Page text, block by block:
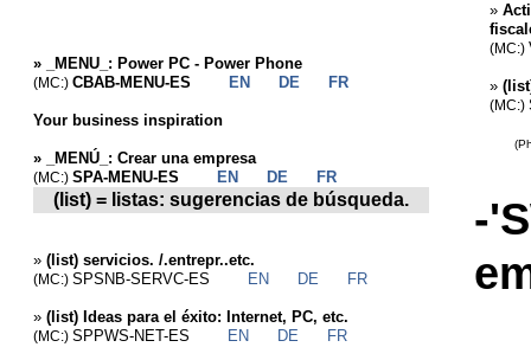
» _MENU_: Power PC - Power Phone
(MC:) CBAB-MENU-ES EN DE FR
Your business inspiration
» _MENÚ_: Crear una empresa
(MC:) SPA-MENU-ES EN DE FR
(list) = listas: sugerencias de búsqueda.
» (list) servicios. /.entrepr..etc.
(MC:) SPSNB-SERVC-ES EN DE FR
» (list) Ideas para el éxito: Internet, PC, etc.
(MC:) SPPWS-NET-ES EN DE FR
»
(MC:)
»
(MC:)
-